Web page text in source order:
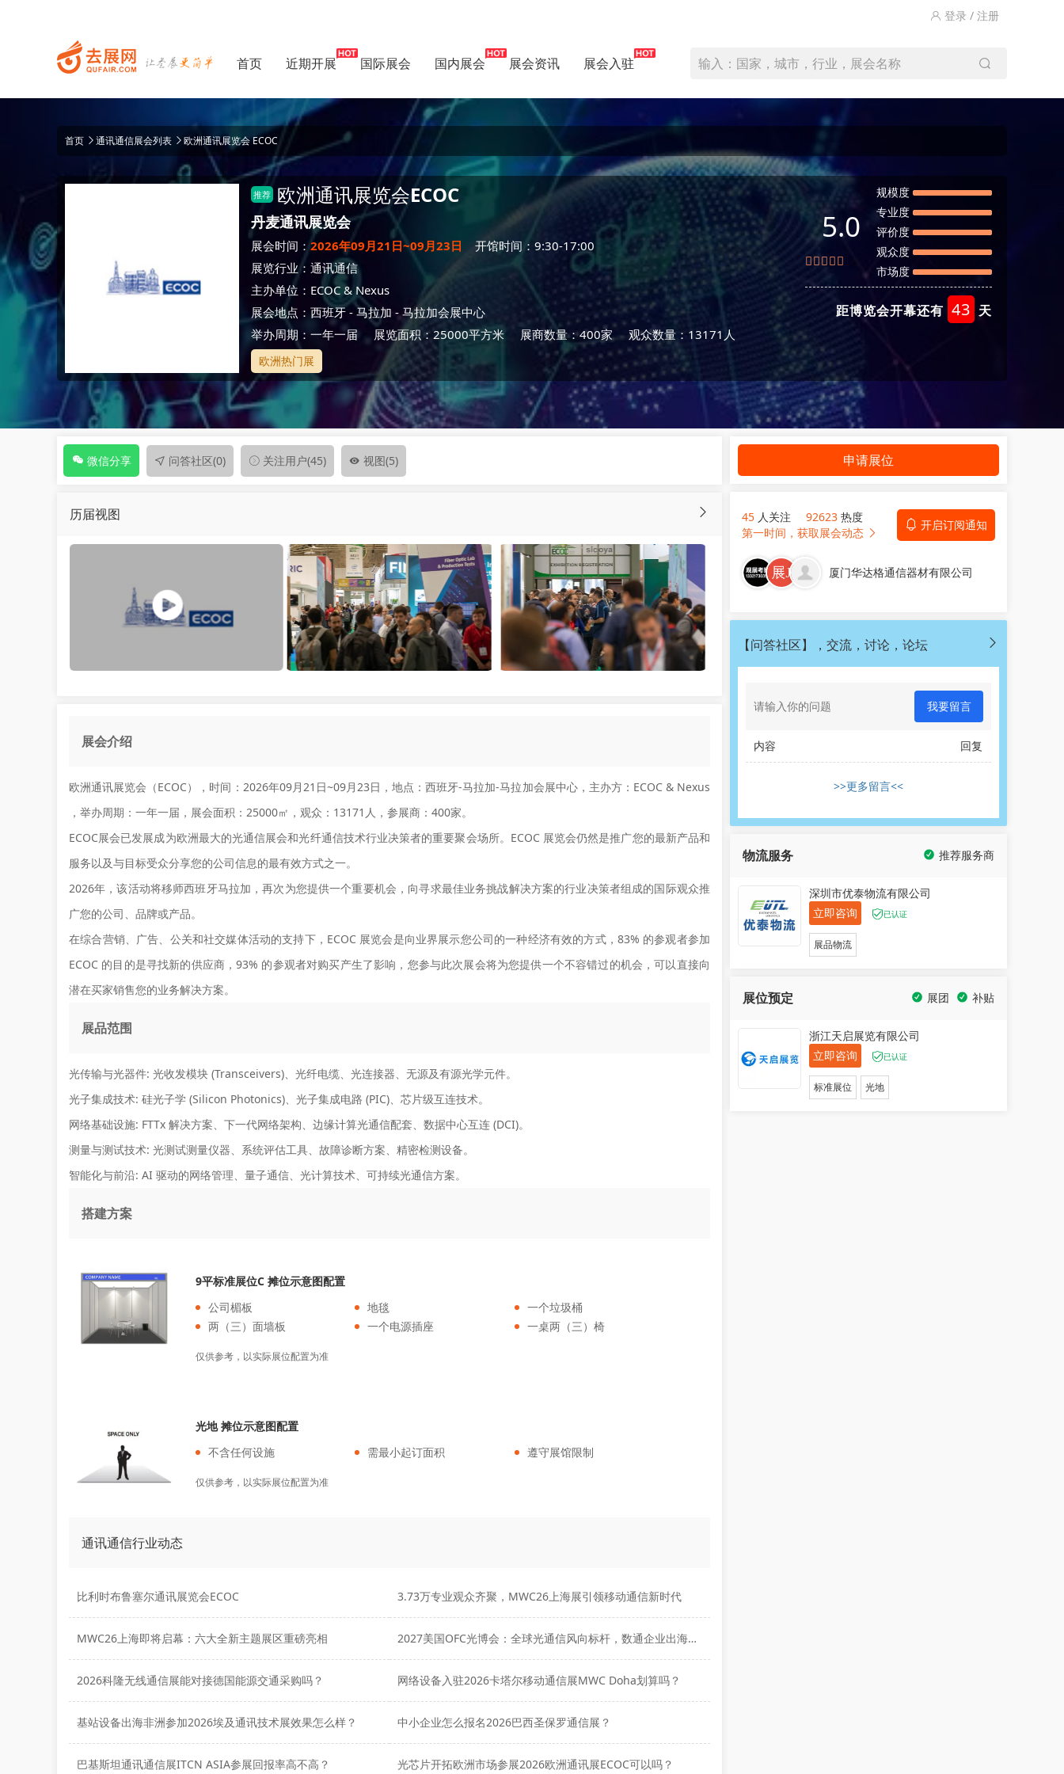
登录 / 注册
首页 近期开展 国际展会 国内展会 展会资讯 展会入驻 输入：国家，城市，行业，展会名称
首页 通讯通信展会列表 欧洲通讯展览会 ECOC
推荐 欧洲通讯展览会ECOC
丹麦通讯展览会
展会时间：2026年09月21日~09月23日
开馆时间：9:30-17:00
展览行业： 通讯通信
主办单位： ECOC & Nexus
展会地点： 西班牙 - 马拉加 - 马拉加会展中心
举办周期：一年一届
展览面积：25000平方米 展商数量：400家 观众数量：13171人
欧洲热门展
5.0
规模度
专业度
评价度
观众度
市场度
距博览会开幕还有 43 天
微信分享 问答社区(0) 关注用户(45) 视图(5)
历届视图
展会介绍
欧洲通讯展览会（ECOC），时间：2026年09月21日~09月23日，地点：西班牙-马拉加-马拉加会展中心，主办方：ECOC & Nexus
，举办周期：一年一届，展会面积：25000㎡，观众：13171人，参展商：400家。
ECOC展会已发展成为欧洲最大的光通信展会和光纤通信技术行业决策者的重要聚会场所。ECOC 展览会仍然是推广您的最新产品和
服务以及与目标受众分享您的公司信息的最有效方式之一。
2026年，该活动将移师西班牙马拉加，再次为您提供一个重要机会，向寻求最佳业务挑战解决方案的行业决策者组成的国际观众推
广您的公司、品牌或产品。
在综合营销、广告、公关和社交媒体活动的支持下，ECOC 展览会是向业界展示您公司的一种经济有效的方式，83% 的参观者参加
ECOC 的目的是寻找新的供应商，93% 的参观者对购买产生了影响，您参与此次展会将为您提供一个不容错过的机会，可以直接向
潜在买家销售您的业务解决方案。
展品范围
光传输与光器件: 光收发模块 (Transceivers)、光纤电缆、光连接器、无源及有源光学元件。
光子集成技术: 硅光子学 (Silicon Photonics)、光子集成电路 (PIC)、芯片级互连技术。
网络基础设施: FTTx 解决方案、下一代网络架构、边缘计算光通信配套、数据中心互连 (DCI)。
测量与测试技术: 光测试测量仪器、系统评估工具、故障诊断方案、精密检测设备。
智能化与前沿: AI 驱动的网络管理、量子通信、光计算技术、可持续光通信方案。
搭建方案
9平标准展位C 摊位示意图配置
公司楣板
地毯
一个垃圾桶
两（三）面墙板
一个电源插座 一桌两（三）椅
仅供参考，以实际展位配置为准
光地 摊位示意图配置
不含任何设施
需最小起订面积 遵守展馆限制
仅供参考，以实际展位配置为准
通讯通信行业动态
比利时布鲁塞尔通讯展览会ECOC 3.73万专业观众齐聚，MWC26上海展引领移动通信新时代
MWC26上海即将启幕：六大全新主题展区重磅亮相 2027美国OFC光博会：全球光通信风向标杆，数通企业出海核心阵地
2026科隆无线通信展能对接德国能源交通采购吗？ 网络设备入驻2026卡塔尔移动通信展MWC Doha划算吗？
基站设备出海非洲参加2026埃及通讯技术展效果怎么样？ 中小企业怎么报名2026巴西圣保罗通信展？
巴基斯坦通讯通信展ITCN ASIA参展回报率高不高？ 光芯片开拓欧洲市场参展2026欧洲通讯展ECOC可以吗？
申请展位
45 人关注 92623 热度
开启订阅通知
第一时间，获取展会动态
厦门华达格通信器材有限公司
【问答社区】，交流，讨论，论坛
我要留言
内容 回复
>>更多留言<<
物流服务 推荐服务商
深圳市优泰物流有限公司
立即咨询
已认证
展品物流
展位预定 补贴
展团
浙江天启展览有限公司
立即咨询
已认证
标准展位 光地